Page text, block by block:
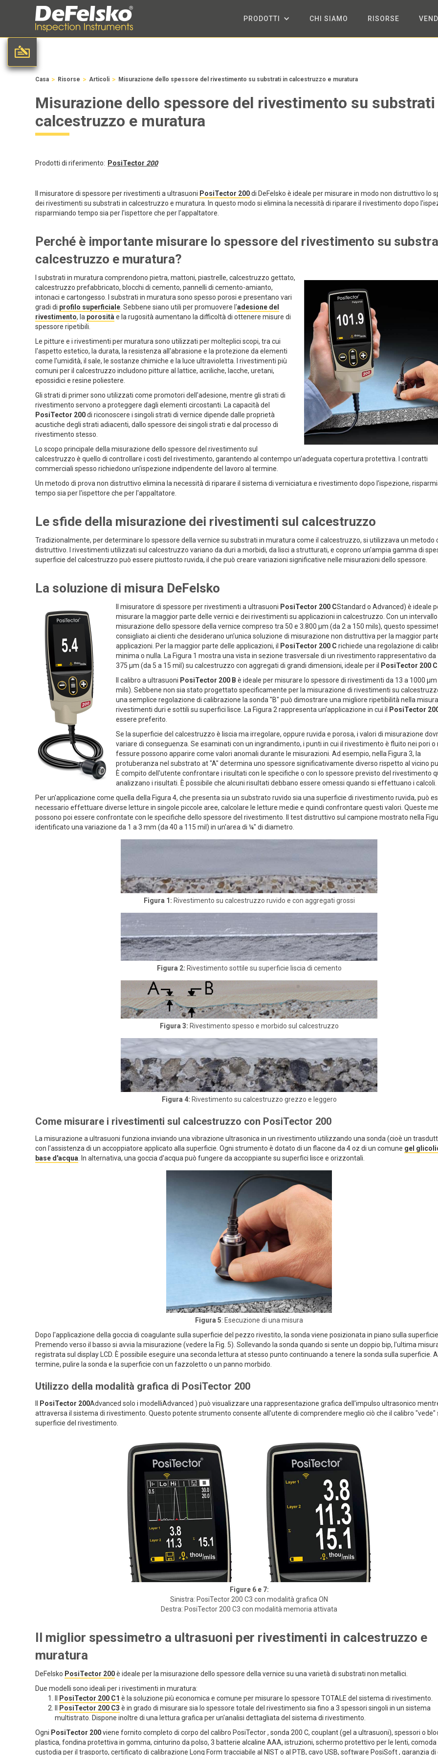
PRODOTTI CHI SIAMO RISORSE
Casa > Risorse > Articoli > Misurazione dello spessore del rivestimento su substrati in calcestruzzo e muratura
Misurazione dello spessore del rivestimento su
calcestruzzo e muratura
Prodotti di riferimento: PosiTector 200
Il misuratore di spessore per rivestimenti a ultrasuoni PosiTector 200di DeFelsko è ideale per misurare in modo non distruttivo lo
dei rivestimenti su substrati in calcestruzzo e muratura. In questo modo si elimina la necessità di riparare il rivestimento dopo
risparmiando tempo sia per l'ispettore che per l'appaltatore.
Perché è importante misurare lo spessore del rivestimento su
calcestruzzo e muratura?
I substrati in muratura comprendono pietra, mattoni, piastrelle, calcestruzzo gettato,
calcestruzzo prefabbricato, blocchi di cemento, pannelli di cemento-amianto,
intonaci e cartongesso. I substrati in muratura sono spesso porosi e presentano vari
gradi di profilo superficiale . Sebbene siano utili per promuovere l'adesione del
rivestimento, la porosità e la rugosità aumentano la difficoltà di ottenere misure di
spessore ripetibili.
Le pitture e i rivestimenti per muratura sono utilizzati per molteplici scopi, tra cui
l'aspetto estetico, la durata, la resistenza all'abrasione e la protezione da elementi
come l'umidità, il sale, le sostanze chimiche e la luce ultravioletta. I rivestimenti più
comuni per il calcestruzzo includono pitture al lattice, acriliche, lacche, uretani,
epossidici e resine poliestere.
Gli strati di primer sono utilizzati come promotori dell'adesione, mentre gli strati di
rivestimento servono a proteggere dagli elementi circostanti. La capacità del
PosiTector 200di riconoscere i singoli strati di vernice dipende dalle proprietà
acustiche degli strati adiacenti, dallo spessore dei singoli strati e dal processo di
rivestimento stesso.
Lo scopo principale della misurazione dello spessore del rivestimento sul
calcestruzzo è quello di controllare i costi del rivestimento, garantendo al contempo un'adeguata copertura protettiva. I contratti
commerciali spesso richiedono un'ispezione indipendente del lavoro al termine.
Un metodo di prova non distruttivo elimina la necessità di riparare il sistema di verniciatura e rivestimento dopo l'ispezione,
tempo sia per l'ispettore che per l'appaltatore.
Le sfide della misurazione dei rivestimenti sul calcestruzzo
Tradizionalmente, per determinare lo spessore della vernice su substrati in muratura come il calcestruzzo, si utilizzava un metodo
distruttivo. I rivestimenti utilizzati sul calcestruzzo variano da duri a morbidi, da lisci a strutturati, e coprono un'ampia gamma di
superficie del calcestruzzo può essere piuttosto ruvida, il che può creare variazioni significative nelle misurazioni dello spessore.
La soluzione di misura DeFelsko
Il misuratore di spessore per rivestimenti a ultrasuoni PosiTector 200 CStandard o Advanced) è ideale
misurare la maggior parte delle vernici e dei rivestimenti su applicazioni in calcestruzzo. Con un intervallo
misurazione dello spessore della vernice compreso tra 50 e 3.800 µm (da 2 a 150 mils), questo
consigliato ai clienti che desiderano un'unica soluzione di misurazione non distruttiva per la maggior
applicazioni. Per la maggior parte delle applicazioni, il
PosiTector 200 C richiede una regolazione di
minima o nulla. La Figura 1 mostra una vista in sezione trasversale di un rivestimento rappresentativo da
375 µm (da 5 a 15 mil) su calcestruzzo con aggregati di grandi dimensioni, ideale per il
PosiTector 200 C
Il calibro a ultrasuoni PosiTector 200 B è ideale per misurare lo spessore di rivestimenti da 13 a 1000 µm
mils). Sebbene non sia stato progettato specificamente per la misurazione di rivestimenti su
una semplice regolazione di calibrazione la sonda "B" può dimostrare una migliore ripetibilità nella
rivestimenti duri e sottili su superfici lisce. La Figura 2 rappresenta un'applicazione in cui il
PosiTector
essere preferito.
Se la superficie del calcestruzzo è liscia ma irregolare, oppure ruvida e porosa, i valori di misurazione
variare di conseguenza. Se esaminati con un ingrandimento, i punti in cui il rivestimento è fluito nei pori o
fessure possono apparire come valori anomali durante le misurazioni. Ad esempio, nella Figura 3, la
protuberanza nel substrato at "A" determina uno spessore significativamente diverso rispetto al vicino
È compito dell'utente confrontare i risultati con le specifiche o con lo spessore previsto del rivestimento
analizzano i risultati. È possibile che alcuni risultati debbano essere omessi quando si effettuano i calcoli.
Per un'applicazione come quella della Figura 4, che presenta sia un substrato ruvido sia una superficie di rivestimento ruvida, può
necessario effettuare diverse letture in singole piccole aree, calcolare le letture medie e quindi confrontare questi valori. Queste
possono poi essere confrontate con le specifiche dello spessore del rivestimento. Il test distruttivo sul campione mostrato nella
identificato una variazione da 1 a 3 mm (da 40 a 115 mil) in un'area di ¼" di diametro.
Figura 1: Rivestimento su calcestruzzo ruvido e con aggregati grossi
Figura 2: Rivestimento sottile su superficie liscia di cemento
Figura 3: Rivestimento spesso e morbido sul calcestruzzo
Figura 4: Rivestimento su calcestruzzo grezzo e leggero
Come misurare i rivestimenti sul calcestruzzo con PosiTector 200
La misurazione a ultrasuoni funziona inviando una vibrazione ultrasonica in un rivestimento utilizzando una sonda (cioè un
con l'assistenza di un accoppiatore applicato alla superficie. Ogni strumento è dotato di un flacone da 4 oz di un comune gel
base d'acqua . In alternativa, una goccia d'acqua può fungere da accoppiante su superfici lisce e orizzontali.
Figura 5: Esecuzione di una misura
Dopo l'applicazione della goccia di coagulante sulla superficie del pezzo rivestito, la sonda viene posizionata in piano sulla superficie.
Premendo verso il basso si avvia la misurazione (vedere la Fig. 5). Sollevando la sonda quando si sente un doppio bip, l'ultima
registrata sul display LCD. È possibile eseguire una seconda lettura at stesso punto continuando a tenere la sonda sulla superficie. Al
termine, pulire la sonda e la superficie con un fazzoletto o un panno morbido.
Utilizzo della modalità grafica di PosiTector 200
PosiTector 200Advanced solo i modelliAdvanced ) può visualizzare una rappresentazione grafica dell'impulso ultrasonico
attraversa il sistema di rivestimento. Questo potente strumento consente all'utente di comprendere meglio ciò che il calibro "vede"
superficie del rivestimento.
Figure 6 e 7:
Sinistra: PosiTector 200 C3 con modalità grafica ON
Destra: PosiTector 200 C3 con modalità memoria attivata
Il miglior spessimetro a ultrasuoni per rivestimenti in calcestruzzo e
muratura
DeFelsko PosiTector 200è ideale per la misurazione dello spessore della vernice su una varietà di substrati non metallici.
Due modelli sono ideali per i rivestimenti in muratura:
PosiTector 200 C1 è la soluzione più economica e comune per misurare lo spessore TOTALE del sistema di rivestimento.
PosiTector 200 C3 è in grado di misurare sia lo spessore totale del rivestimento sia fino a 3 spessori singoli in un sistema
multistrato. Dispone inoltre di una lettura grafica per un'analisi dettagliata del sistema di rivestimento.
Ogni PosiTector 200viene fornito completo di corpo del calibro PosiTector , sonda 200 C, couplant (gel a ultrasuoni), spessori o
plastica, fondina protettiva in gomma, cinturino da polso, 3 batterie alcaline AAA, istruzioni, schermo protettivo per le lenti, comoda
custodia per il trasporto, certificato di calibrazione Long Form tracciabile al NIST o al PTB, cavo USB, software PosiSoft , garanzia di